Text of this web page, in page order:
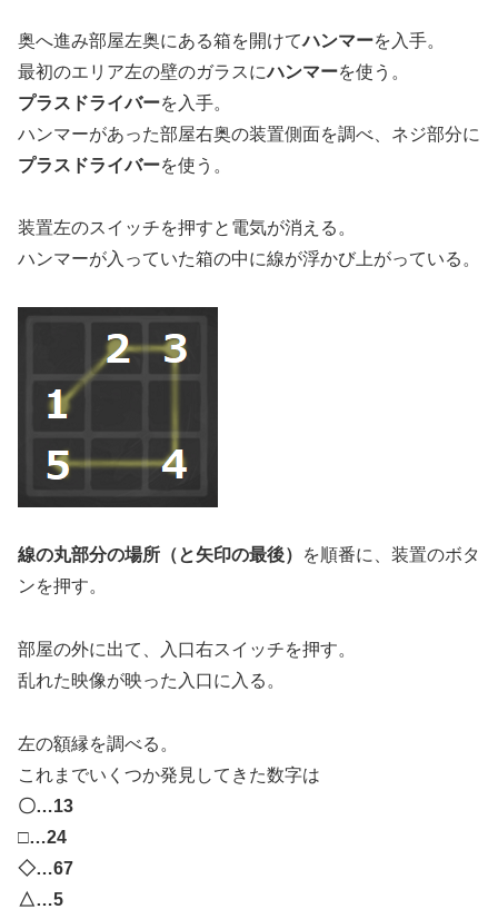
奥へ進み部屋左奥にある箱を開けてハンマーを入手。
最初のエリア左の壁のガラスにハンマーを使う。
プラスドライバーを入手。
ハンマーがあった部屋右奥の装置側面を調べ、ネジ部分に
プラスドライバーを使う。
装置左のスイッチを押すと電気が消える。
ハンマーが入っていた箱の中に線が浮かび上がっている。
線の丸部分の場所（と矢印の最後）
を順番に、装置のボタ
ンを押す。
部屋の外に出て、入口右スイッチを押す。
乱れた映像が映った入口に入る。
左の額縁を調べる。
これまでいくつか発見してきた数字は
〇…13
□…24
◇…67
△…5